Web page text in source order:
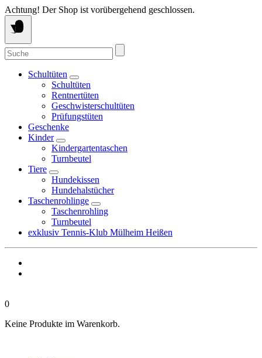
Springe
zum
Inhalt
Achtung! Der Shop ist vorübergehend geschlossen.
Suche
nach:
Schultüten
Schultüten
Rentnertüten
Geschwisterschultüten
Prüfungstüten
Geschenke
Kinder
Kindergartentaschen
Turnbeutel
Tiere
Hundekissen
Hundehalstücher
Taschenrohlinge
Taschenrohling
Turnbeutel
exklusiv Tennis-Klub Mülheim Heißen
0
Keine Produkte im Warenkorb.